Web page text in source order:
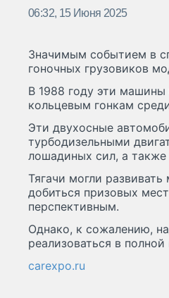
06:32, 15 Июня 2025
Значимым событием в
гоночных грузовиков
В 1988 году эти машины
кольцевым гонкам
Эти двухосные
турбодизельными
лошадиных сил, а также
Тягачи могли
добиться призовых
перспективным.
Однако, к сожалению,
реализоваться в полной
carexpo.ru